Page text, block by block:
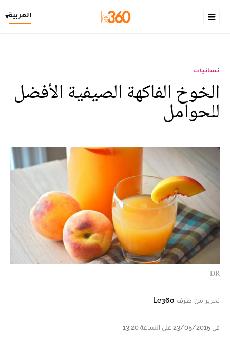
العربية▾
نسائيات
الخوخ الفاكهة الصيفية الأفضل
للحوامل
DR
تحرير من طرف Le360
في 23/05/2015 على الساعة 13:20